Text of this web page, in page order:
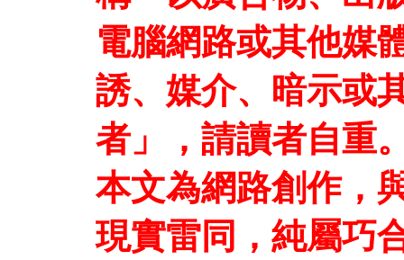
電腦網路或其他媒
誘、媒介、暗示或
者」，請讀者自重
本文為網路創作，
現實雷同，純屬巧